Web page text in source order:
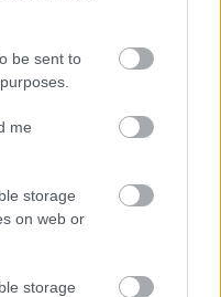
be sent to
me
storage
on web or
storage